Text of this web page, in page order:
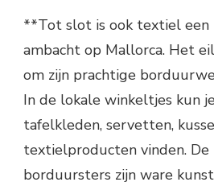
**Tot slot is ook textiel een
ambacht op Mallorca. Het
om zijn prachtige
In de lokale winkeltjes kun
tafelkleden, servetten,
textielproducten vinden. De
borduursters zijn ware